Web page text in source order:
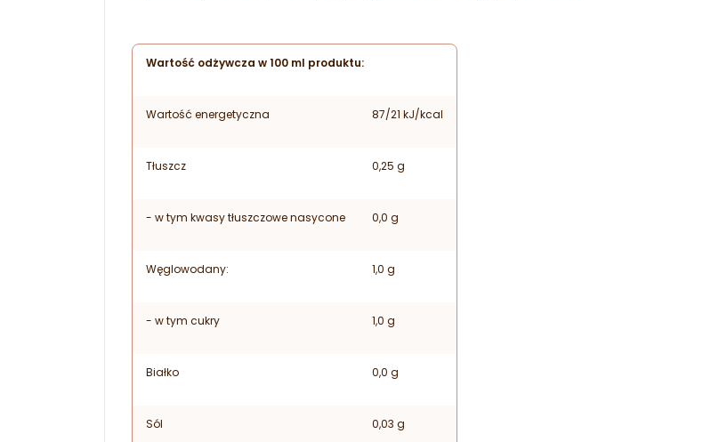
Wartość odżywcza w 100 ml produktu:
Wartość energetyczna 87/21 kJ/kcal
Tłuszcz 0,25 g
- w tym kwasy tłuszczowe nasycone 0,0 g
Węglowodany: 1,0 g
- w tym cukry 1,0 g
Białko 0,0 g
Sól 0,03 g